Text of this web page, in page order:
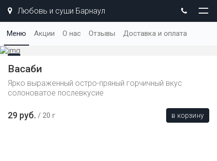
Любовь и суши Барнаул
Меню Акции О нас Отзывы Доставка и оплата
Васаби
Ярко выраженный остро-пряный горчичный вкус
солоноватое послевкусие
29 руб. 20 г в корзину